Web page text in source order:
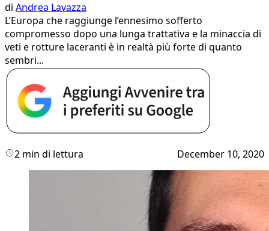
di Andrea Lavazza
L’Europa che raggiunge l’ennesimo sofferto
compromesso dopo una lunga trattativa e la minaccia di
veti e rotture laceranti è in realtà più forte di quanto
sembri...
2 min di lettura December 10, 2020